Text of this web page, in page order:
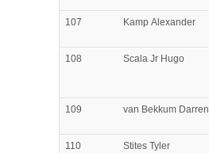
107 Kamp Alexander
108 Scala Jr Hugo
109 van Bekkum Darren
110 Stites Tyler